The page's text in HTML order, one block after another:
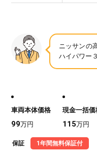
ニッサンの
ハイパワー
車両本体価格
99万円
現金一括価
115万円
保証 1年間無料保証付